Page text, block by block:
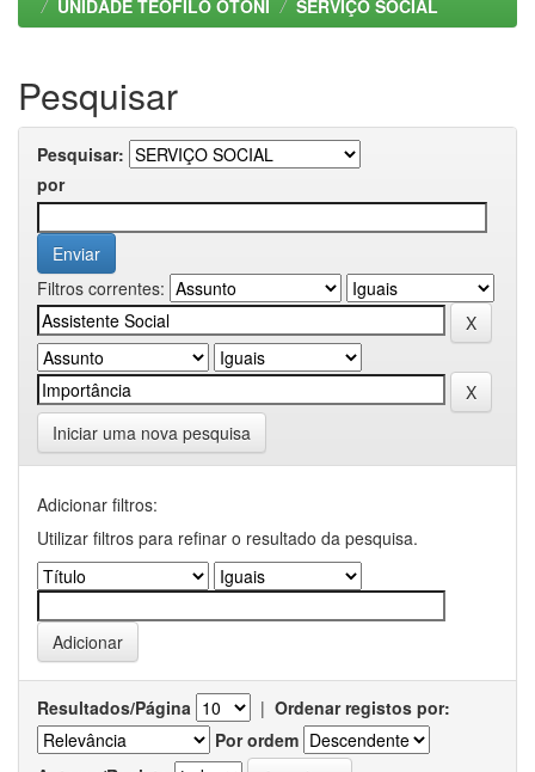
UNIDADE TEOFILO OTONI
SERVIÇO SOCIAL
Pesquisar
Pesquisar:
por
Filtros correntes:
Iniciar uma nova pesquisa
Adicionar filtros:
Utilizar filtros para refinar o resultado da pesquisa.
Resultados/Página | Ordenar registos por:
Por ordem